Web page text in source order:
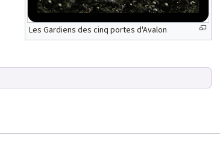
Les Gardiens des cinq portes d'Avalon